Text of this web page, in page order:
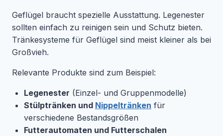
Geflügel braucht spezielle Ausstattung. Legenester
sollten einfach zu reinigen sein und Schutz bieten.
Tränkesysteme für Geflügel sind meist kleiner als bei
Großvieh.
Relevante Produkte sind zum Beispiel:
Legenester (Einzel- und Gruppenmodelle)
Stülptränken und Nippeltränken für
verschiedene Bestandsgrößen
Futterautomaten und Futterschalen